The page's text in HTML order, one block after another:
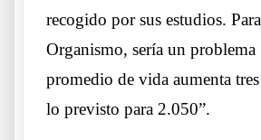
recogido por sus estudios.
Organismo, sería un problema
promedio de vida aumenta
lo previsto para 2.050”.